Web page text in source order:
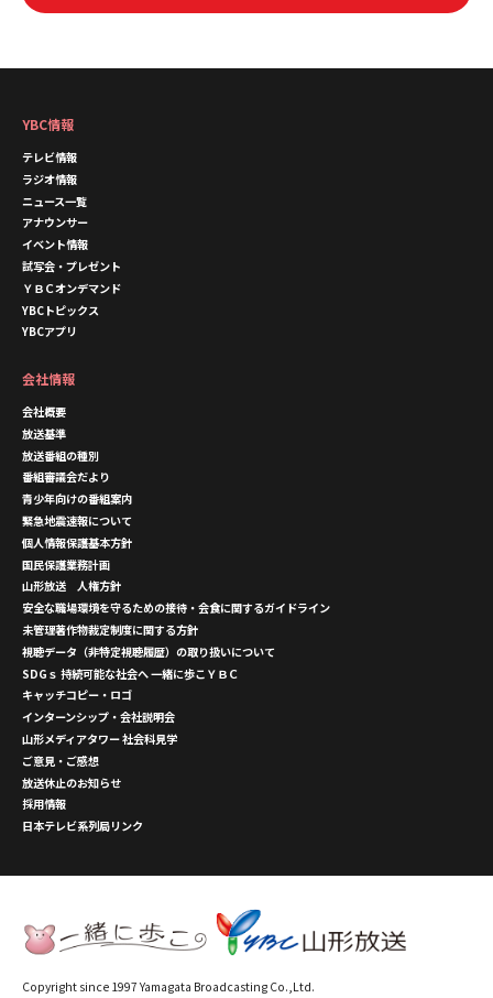
YBC情報
テレビ情報
ラジオ情報
ニュース一覧
アナウンサー
イベント情報
試写会・プレゼント
ＹＢＣオンデマンド
YBCトピックス
YBCアプリ
会社情報
会社概要
放送基準
放送番組の種別
番組審議会だより
青少年向けの番組案内
緊急地震速報について
個人情報保護基本方針
国民保護業務計画
山形放送 人権方針
安全な職場環境を守るための接待・会食に関するガイドライン
未管理著作物裁定制度に関する方針
視聴データ（非特定視聴履歴）の取り扱いについて
SDGｓ 持続可能な社会へ 一緒に歩こＹＢＣ
キャッチコピー・ロゴ
インターンシップ・会社説明会
山形メディアタワー 社会科見学
ご意見・ご感想
放送休止のお知らせ
採用情報
日本テレビ系列局リンク
Copyright since 1997 Yamagata Broadcasting Co.,Ltd.